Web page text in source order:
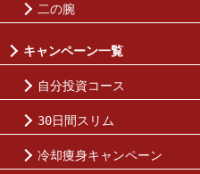
二の腕
キャンペーン一覧
自分投資コース
30日間スリム
冷却痩身キャンペーン